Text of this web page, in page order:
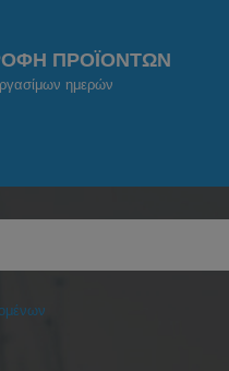
ΠΡΟΪΟΝΤΩΝ
ημερών